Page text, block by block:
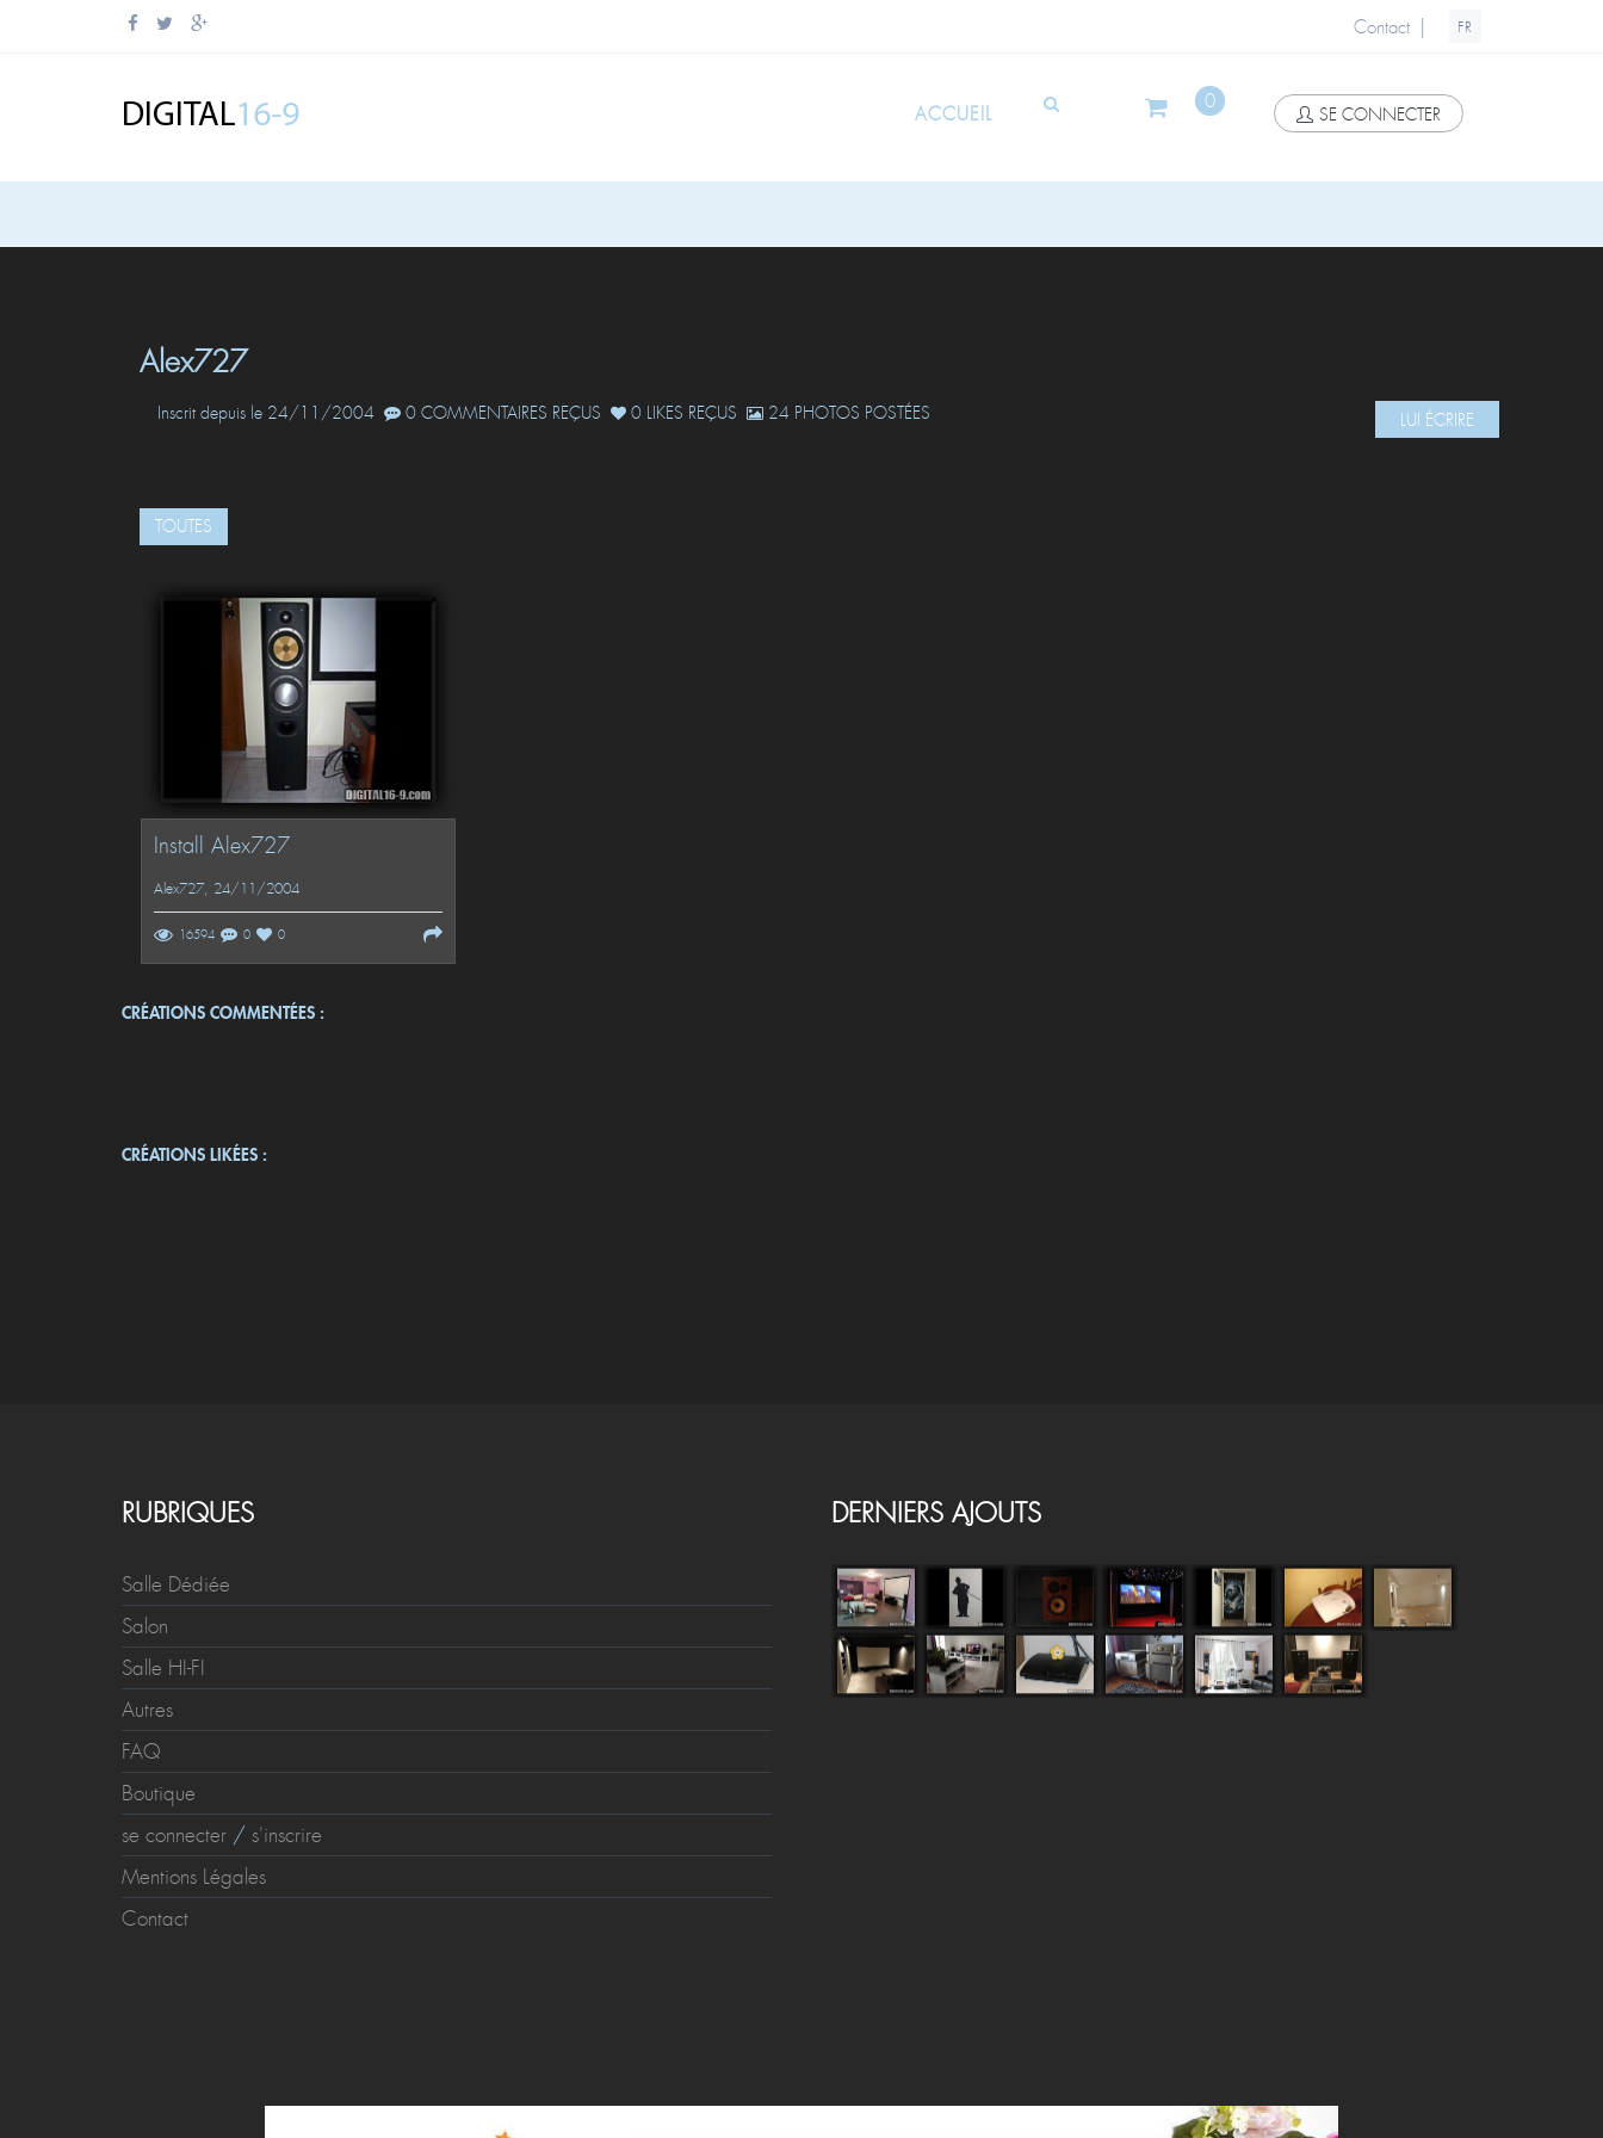
Contact | FR
ACCUEIL
0
SE CONNECTER
Alex727
Inscrit depuis le 24/11/2004 0 COMMENTAIRES REÇUS 0 LIKES REÇUS 24 PHOTOS POSTÉES LUI ÉCRIRE
TOUTES
Install Alex727
Alex727, 24/11/2004
16594 0 0
CRÉATIONS COMMENTÉES :
CRÉATIONS LIKÉES :
RUBRIQUES
Salle Dédiée
Salon
Salle HI-FI
Autres
FAQ
Boutique
se connecter / s'inscrire
Mentions Légales
Contact
DERNIERS AJOUTS